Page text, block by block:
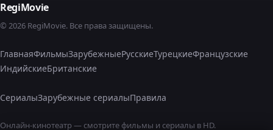
RegiMovie
© 2026 RegiMovie. Все права защищены.
ГлавнаяФильмыЗарубежныеРусскиеТурецкиеФранцузские
ИндийскиеБританские
СериалыЗарубежные сериалыПравила
Онлайн-кинотеатр — смотрите фильмы и сериалы в HD.